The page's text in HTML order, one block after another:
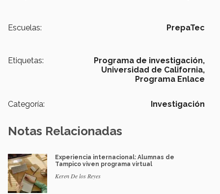
Escuelas: PrepaTec
Etiquetas:
Programa de investigación,
Universidad de California,
Programa Enlace
Categoría: Investigación
Notas Relacionadas
Experiencia internacional: Alumnas de
Tampico viven programa virtual
Keren De los Reyes